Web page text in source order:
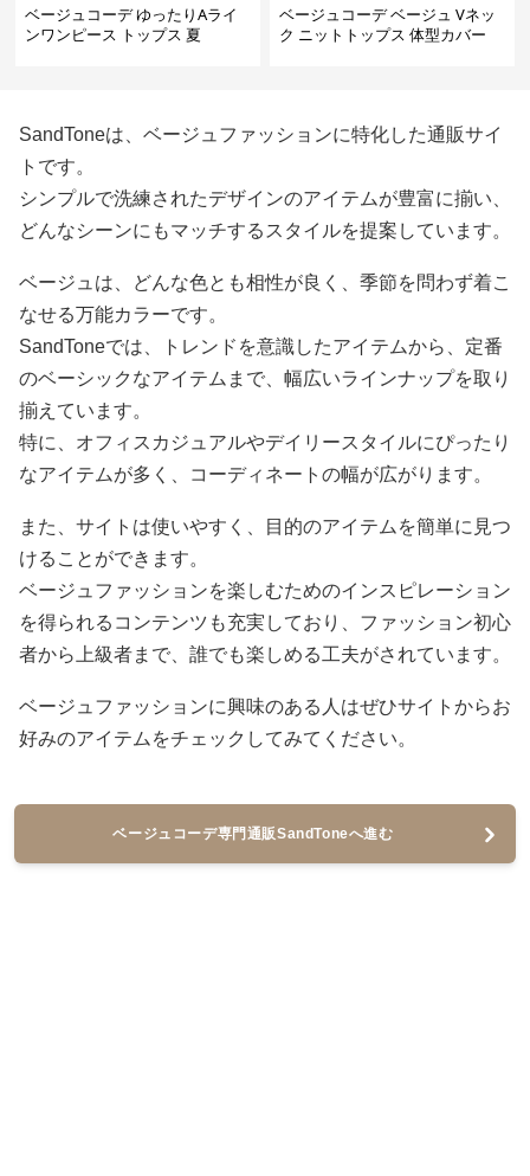
ベージュコーデ ゆったりAライ
ンワンピース トップス 夏
ベージュコーデ ベージュ Vネッ
ク ニットトップス 体型カバー
SandToneは、ベージュファッションに特化した通販サイ
トです。
シンプルで洗練されたデザインのアイテムが豊富に揃い、
どんなシーンにもマッチするスタイルを提案しています。
ベージュは、どんな色とも相性が良く、季節を問わず着こ
なせる万能カラーです。
SandToneでは、トレンドを意識したアイテムから、定番
のベーシックなアイテムまで、幅広いラインナップを取り
揃えています。
特に、オフィスカジュアルやデイリースタイルにぴったり
なアイテムが多く、コーディネートの幅が広がります。
また、サイトは使いやすく、目的のアイテムを簡単に見つ
けることができます。
ベージュファッションを楽しむためのインスピレーション
を得られるコンテンツも充実しており、ファッション初心
者から上級者まで、誰でも楽しめる工夫がされています。
ベージュファッションに興味のある人はぜひサイトからお
好みのアイテムをチェックしてみてください。
ベージュコーデ専門通販SandToneへ進む